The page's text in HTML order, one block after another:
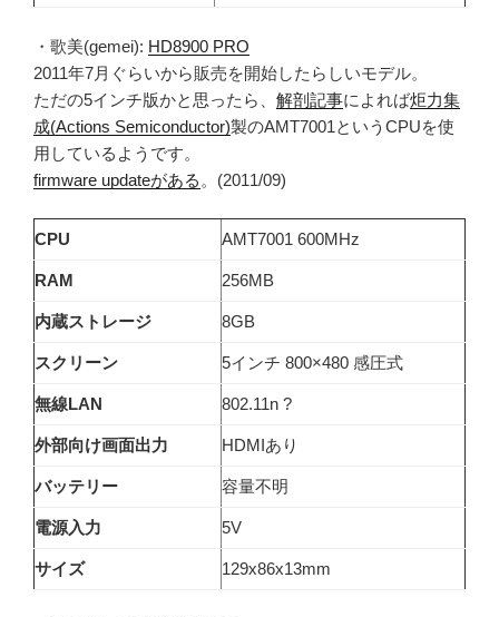
・歌美(gemei): HD8900 PRO
2011年7月ぐらいから販売を開始したらしいモデル。
ただの5インチ版かと思ったら、 解剖記事によれば炬力集
成(Actions Semiconductor)製のAMT7001というCPUを使
用しているようです。
firmware updateがある 。(2011/09)
CPU AMT7001 600MHz
RAM 256MB
内蔵ストレージ 8GB
スクリーン 5インチ 800×480 感圧式
無線LAN 802.11n ?
外部向け画面出力 HDMIあり
バッテリー 容量不明
電源入力 5V
サイズ 129x86x13mm